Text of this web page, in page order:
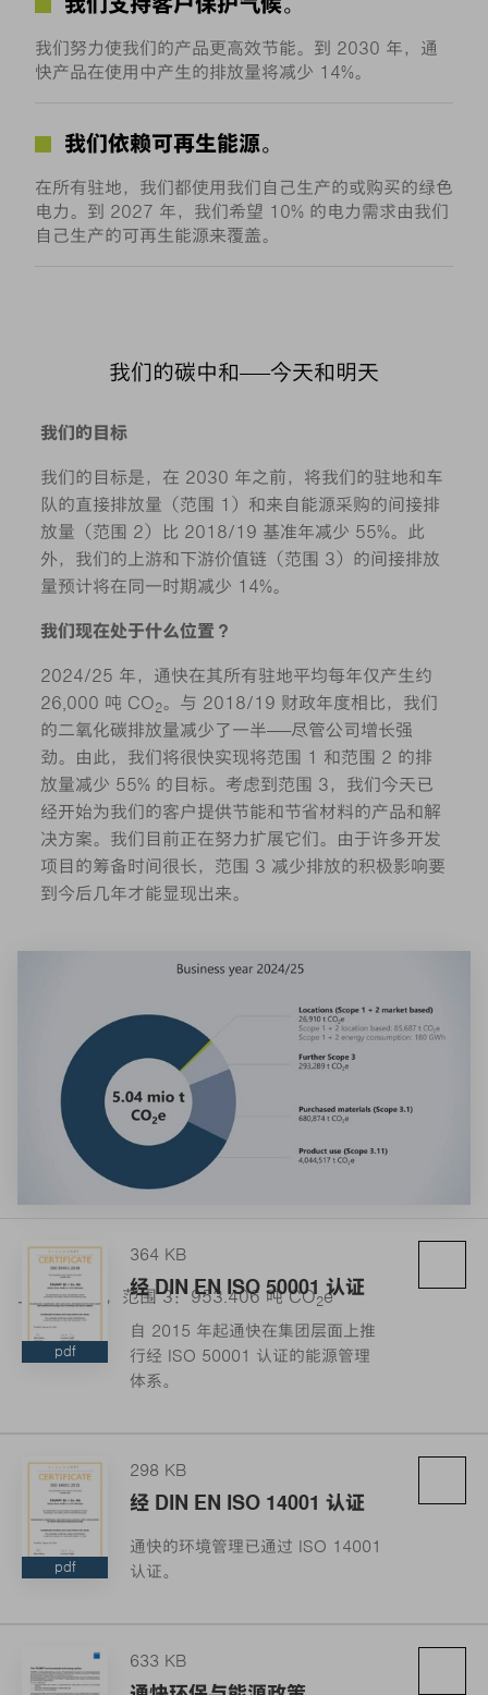
我们努力使我们的产品更高效节能。到 2030 年，通
快产品在使用中产生的排放量将减少 14%。
我们依赖可再生能源。
在所有驻地，我们都使用我们自己生产的或购买的绿色
电力。到 2027 年，我们希望 10% 的电力需求由我们
自己生产的可再生能源来覆盖。
我们的碳中和——今天和明天
我们的目标
我们的目标是，在 2030 年之前，将我们的驻地和车
队的直接排放量（范围 1）和来自能源采购的间接排
放量（范围 2）比 2018/19 基准年减少 55%。此
外，我们的上游和下游价值链（范围 3）的间接排放
量预计将在同一时期减少 14%。
我们现在处于什么位置？
2024/25 年，通快在其所有驻地平均每年仅产生约
26,000 吨 CO2。与 2018/19 财政年度相比，我们
的二氧化碳排放量减少了一半——尽管公司增长强
劲。由此，我们将很快实现将范围 1 和范围 2 的排
放量减少 55% 的目标。考虑到范围 3，我们今天已
经开始为我们的客户提供节能和节省材料的产品和解
决方案。我们目前正在努力扩展它们。由于许多开发
项目的筹备时间很长，范围 3 减少排放的积极影响要
到今后几年才能显现出来。
上游排放量，范围 3：953.406 吨 CO2e
pdf
364 KB
经 DIN EN ISO 50001 认证
自 2015 年起通快在集团层面上推
行经 ISO 50001 认证的能源管理
体系。
pdf
298 KB
经 DIN EN ISO 14001 认证
通快的环境管理已通过 ISO 14001
认证。
633 KB